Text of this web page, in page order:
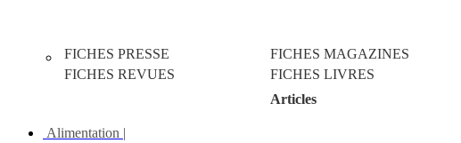
FICHES PRESSE
FICHES MAGAZINES
FICHES REVUES
FICHES LIVRES
Articles
Alimentation |